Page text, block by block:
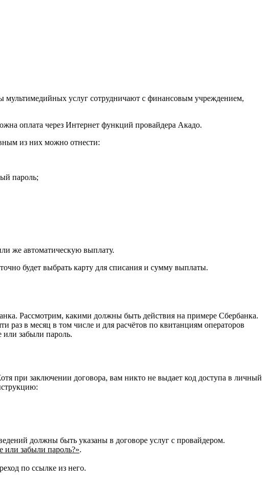
мультимедийных услуг сотрудничают с финансовым учреждением,
оплата через Интернет функций провайдера Акадо.
из них можно отнести:
пароль;
же автоматическую выплату.
будет выбрать карту для списания и сумму выплаты.
Рассмотрим, какими должны быть действия на примере Сбербанка.
в месяц в том числе и для расчётов по квитанциям операторов
или забыли пароль.
при заключении договора, вам никто не выдает код доступа в личный
должны быть указаны в договоре услуг с провайдером.
или забыли пароль?».
по ссылке из него.